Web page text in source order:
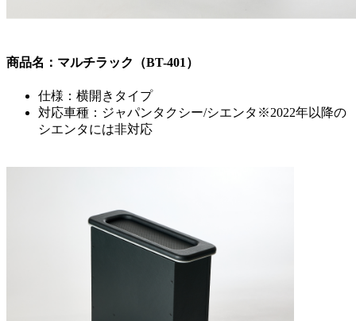
商品名：マルチラック（BT-401）
仕様：横開きタイプ
対応車種：ジャパンタクシー/シエンタ ※2022年以降の
シエンタには非対応